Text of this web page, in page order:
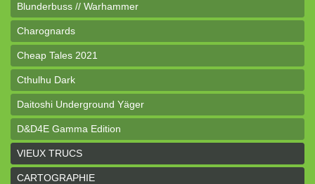
Blunderbuss // Warhammer
Charognards
Cheap Tales 2021
Cthulhu Dark
Daitoshi Underground Yäger
D&D4E Gamma Edition
dK de poche
Donjon de poche
VIEUX TRUCS
CARTOGRAPHIE